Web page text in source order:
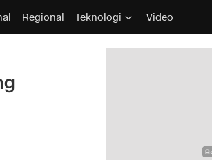
Regional Teknologi Video